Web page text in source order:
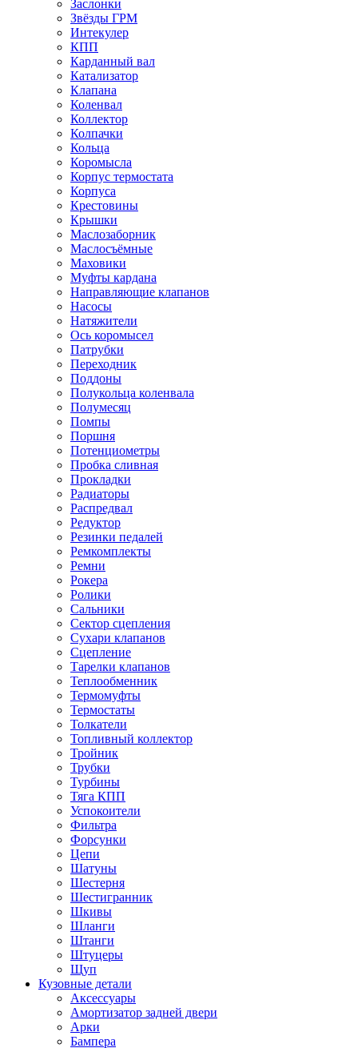
Заслонки
Звёзды ГРМ
Интекулер
КПП
Карданный вал
Катализатор
Клапана
Коленвал
Коллектор
Колпачки
Кольца
Коромысла
Корпус термостата
Корпуса
Крестовины
Крышки
Маслозаборник
Маслосъёмные
Маховики
Муфты кардана
Направляющие клапанов
Насосы
Натяжители
Ось коромысел
Патрубки
Переходник
Поддоны
Полукольца коленвала
Полумесяц
Помпы
Поршня
Потенциометры
Пробка сливная
Прокладки
Радиаторы
Распредвал
Редуктор
Резинки педалей
Ремкомплекты
Ремни
Рокера
Ролики
Сальники
Сектор сцепления
Сухари клапанов
Сцепление
Тарелки клапанов
Теплообменник
Термомуфты
Термостаты
Толкатели
Топливный коллектор
Тройник
Трубки
Турбины
Тяга КПП
Успокоители
Фильтра
Форсунки
Цепи
Шатуны
Шестерня
Шестигранник
Шкивы
Шланги
Штанги
Штуцеры
Щуп
Кузовные детали
Аксессуары
Амортизатор задней двери
Арки
Бампера